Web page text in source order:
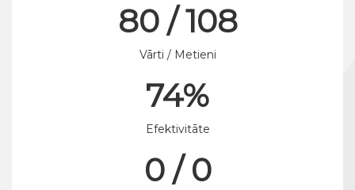
80 / 108
Vārti / Metieni
74%
Efektivitāte
0 / 0